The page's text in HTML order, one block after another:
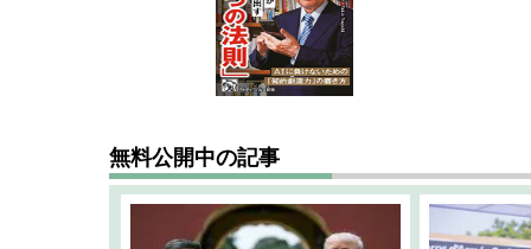
無料公開中の記事